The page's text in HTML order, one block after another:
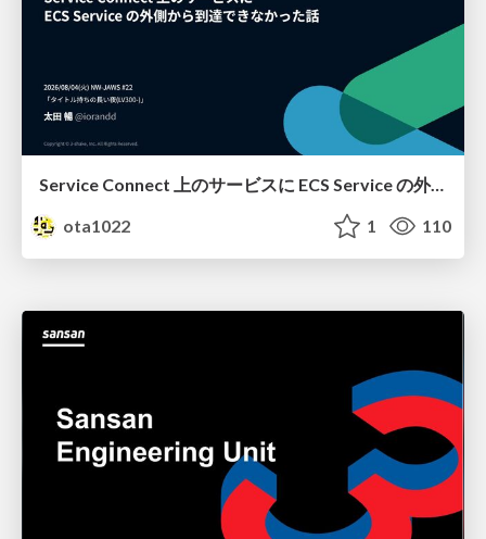
Service Connect 上のサービスに ECS Service の外側から到達できなかった話
ota1022
1 110